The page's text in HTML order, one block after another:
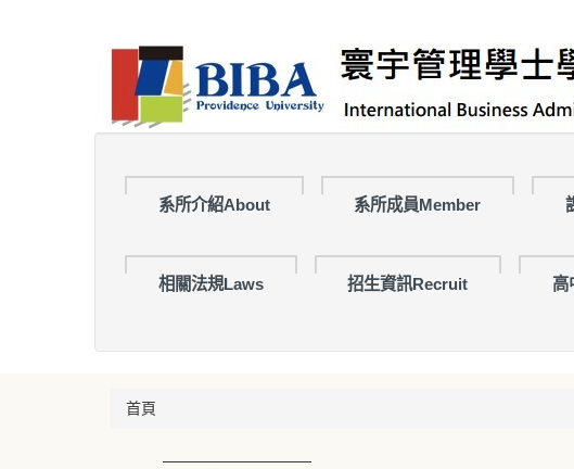
系所介紹About 系所成員Member
相關法規Laws 招生資訊Recruit 高
首頁